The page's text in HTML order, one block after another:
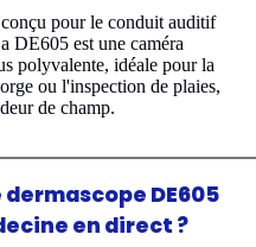
pour le conduit auditif
DE605 est une caméra
polyvalente, idéale pour la
ou l'inspection de plaies,
de champ.
DE605
en direct ?